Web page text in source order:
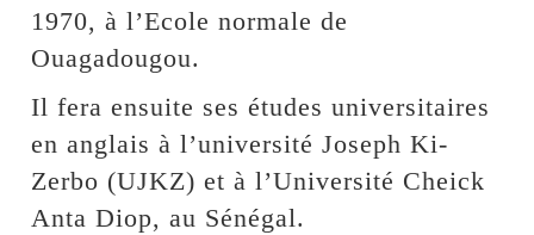
1970, à l’Ecole normale de
Ouagadougou.
Il fera ensuite ses études universitaires
en anglais à l’université Joseph Ki-
Zerbo (UJKZ) et à l’Université Cheick
Anta Diop, au Sénégal.